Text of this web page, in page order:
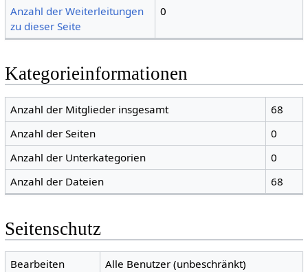
Anzahl der Weiterleitungen
zu dieser Seite
0
Kategorieinformationen
Anzahl der Mitglieder insgesamt
68
Anzahl der Seiten
0
Anzahl der Unterkategorien
0
Anzahl der Dateien
68
Seitenschutz
Bearbeiten
Alle Benutzer (unbeschränkt)